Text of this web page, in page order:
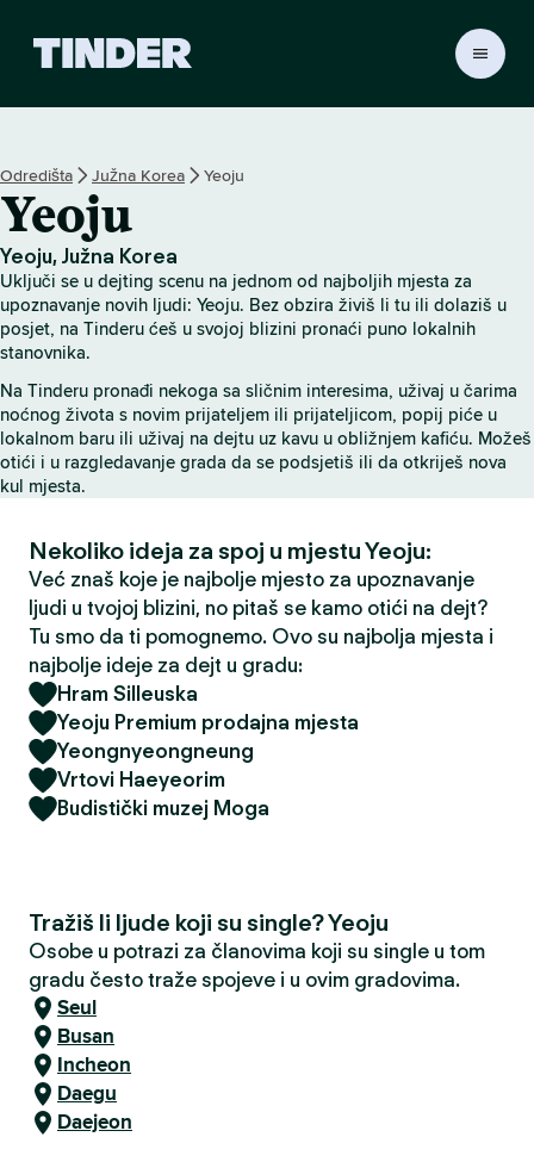
r
l
o
v
c
a
Odredišta Južna Korea Yeoju
Yeoju
Yeoju, Južna Korea
Uključi se u dejting scenu na jednom od najboljih mjesta za
upoznavanje novih ljudi: Yeoju. Bez obzira živiš li tu ili dolaziš u
posjet, na Tinderu ćeš u svojoj blizini pronaći puno lokalnih
stanovnika.
Na Tinderu pronađi nekoga sa sličnim interesima, uživaj u čarima
noćnog života s novim prijateljem ili prijateljicom, popij piće u
lokalnom baru ili uživaj na dejtu uz kavu u obližnjem kafiću. Možeš
otići i u razgledavanje grada da se podsjetiš ili da otkriješ nova
kul mjesta.
Nekoliko ideja za spoj u mjestu Yeoju:
Već znaš koje je najbolje mjesto za upoznavanje
ljudi u tvojoj blizini, no pitaš se kamo otići na dejt?
Tu smo da ti pomognemo. Ovo su najbolja mjesta i
najbolje ideje za dejt u gradu:
Hram Silleuska
Yeoju Premium prodajna mjesta
Yeongnyeongneung
Vrtovi Haeyeorim
Budistički muzej Moga
Tražiš li ljude koji su single? Yeoju
Osobe u potrazi za članovima koji su single u tom
gradu često traže spojeve i u ovim gradovima.
Seul
Busan
Incheon
Daegu
Daejeon